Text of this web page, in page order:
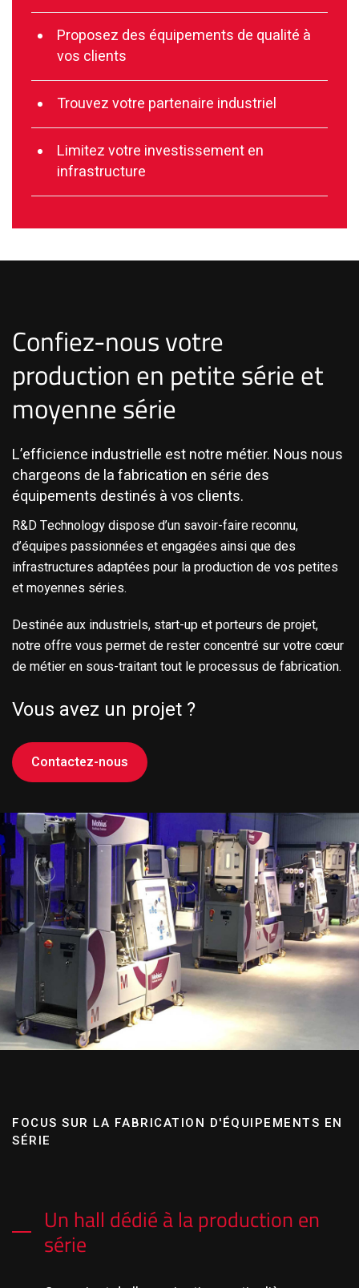
Proposez des équipements de qualité à
vos clients
Trouvez votre partenaire industriel
Limitez votre investissement en
infrastructure
Confiez-nous votre
production en petite série et
moyenne série
L’efficience industrielle est notre métier. Nous nous
chargeons de la fabrication en série des
équipements destinés à vos clients.
R&D Technology dispose d’un savoir-faire reconnu,
d’équipes passionnées et engagées ainsi que des
infrastructures adaptées pour la production de vos petites
et moyennes séries.
Destinée aux industriels, start-up et porteurs de projet,
notre offre vous permet de rester concentré sur votre cœur
de métier en sous-traitant tout le processus de fabrication.
Vous avez un projet ?
Contactez-nous
FOCUS SUR LA FABRICATION D'ÉQUIPEMENTS EN
SÉRIE
Un hall dédié à la production en
série